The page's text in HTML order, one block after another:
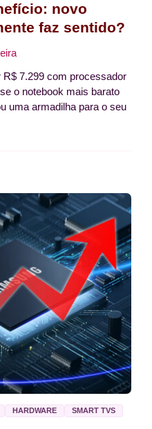
novo
faz sentido?
7.299 com processador
o notebook mais barato
uma armadilha para o seu
HARDWARE
SMART TVS